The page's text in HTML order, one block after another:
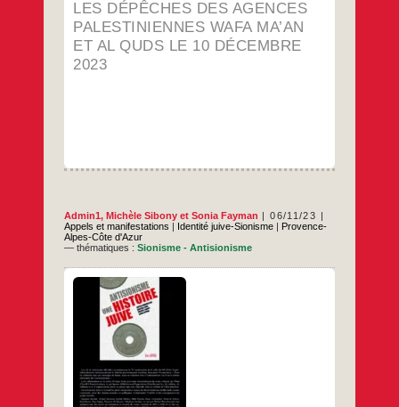
LES DÉPÊCHES DES AGENCES
PALESTINIENNES WAFA MA’AN
ET AL QUDS LE 10 DÉCEMBRE
2023
Admin1,Michèle Sibony etSonia Fayman
06/11/23
Appels et manifestations | Identité juive-Sionisme | Provence-
Alpes-Côte d'Azur
— thématiques :Sionisme - Antisionisme
En présence de Michèle Sibony et Sonia